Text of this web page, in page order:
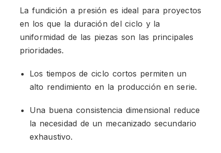
La fundición a presión es ideal para proyectos
en los que la duración del ciclo y la
uniformidad de las piezas son las principales
prioridades.
Los tiempos de ciclo cortos permiten un
alto rendimiento en la producción en serie.
Una buena consistencia dimensional reduce
la necesidad de un mecanizado secundario
exhaustivo.